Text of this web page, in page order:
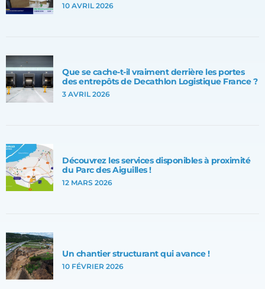
10 AVRIL 2026
Que se cache-t-il vraiment derrière les portes
des entrepôts de Decathlon Logistique France ?
3 AVRIL 2026
Découvrez les services disponibles à proximité
du Parc des Aiguilles !
12 MARS 2026
Un chantier structurant qui avance !
10 FÉVRIER 2026